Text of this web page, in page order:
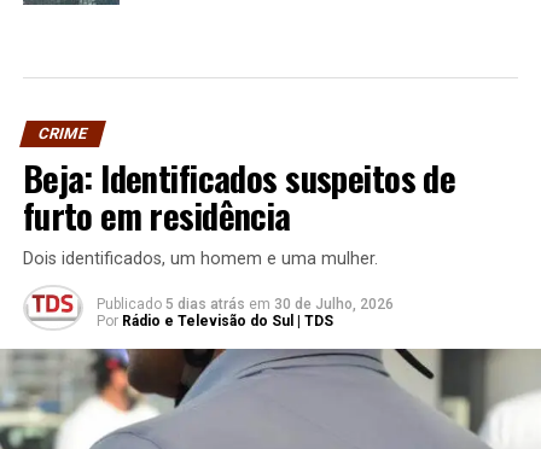
CRIME
Beja: Identificados suspeitos de
furto em residência
Dois identificados, um homem e uma mulher.
Publicado 5 dias atrás em 30 de Julho, 2026
Por Rádio e Televisão do Sul | TDS